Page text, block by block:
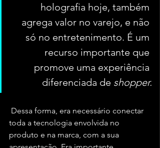
holografia hoje, também
agrega valor no varejo, e não
só no entretenimento. É um
recurso importante que
promove uma experiência
diferenciada de shopper.
toda a tecnologia envolvida no
produto e na marca, com a sua